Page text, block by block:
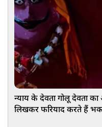
न्याय के देवता गोलू देवता का
लिखकर फरियाद करते हैं